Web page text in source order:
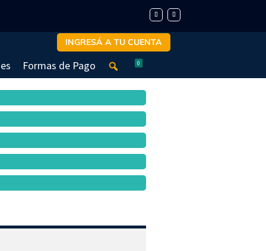
INGRESÁ A TU CUENTA
Formas de Pago 0